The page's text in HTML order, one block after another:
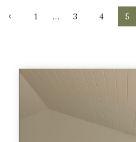
Seitennavigation
Vorherige
1 … 3 4 5